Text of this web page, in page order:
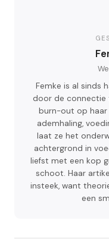
Femke is al sinds
door de connectie
burn-out op haar
ademhaling,
laat ze het
achtergrond in
liefst met een kop
schoot. Haar
insteek, want
een